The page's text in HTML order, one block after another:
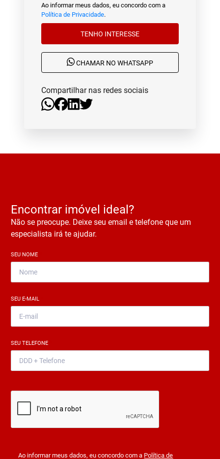
Ao informar meus dados, eu concordo com a
Política de Privacidade.
TENHO INTERESSE
CHAMAR NO WHATSAPP
Compartilhar nas redes sociais
Encontrar imóvel ideal?
Não se preocupe. Deixe seu email e telefone que um
especialista irá te ajudar.
SEU NOME
SEU E-MAIL
SEU TELEFONE
Ao informar meus dados, eu concordo com a Política de